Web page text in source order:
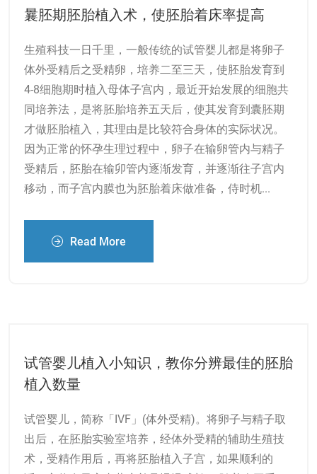
曩胚期胚胎植入术，使胚胎着床率提高
生殖科技一日千里，一般传统的试管婴儿都是将卵子
体外受精后之受精卵，培养二至三天，使胚胎发育到
4-8细胞期时植入母体子宫内，最近开始发展的细胞共
同培养法，是将胚胎培养五天后，使其发育到囊胚期
才做胚胎植入，其理由是比较符合身体的实际状况。
因为正常的怀孕生理过程中，卵子在输卵管内与精子
受精后，胚胎在输卯管内逐渐发育，并逐渐往子宫内
移动，而子宫内膜也为胚胎着床做准备，侍时机...
Read More
试管婴儿植入小知识，教你分辨最佳的胚胎
植入数量
试管婴儿，简称「IVF」(体外受精)。将卵子与精子取
出后，在胚胎实验室培养，经体外受精的辅助生殖技
术，受精作用后，再将胚胎植入子宫，如果顺利的